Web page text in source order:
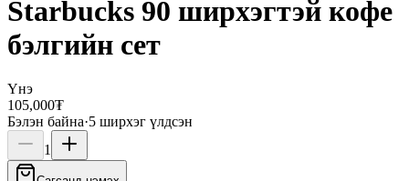
Starbucks 90 ширхэгтэй кофе
бэлгийн сет
Үнэ
105,000₮
Бэлэн байна·5 ширхэг үлдсэн
1